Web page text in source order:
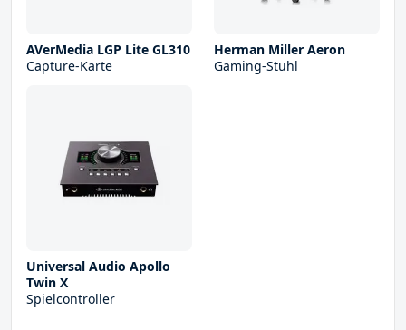
AVerMedia LGP Lite GL310
Capture-Karte
Herman Miller Aeron
Gaming-Stuhl
Universal Audio Apollo
Twin X
Spielcontroller